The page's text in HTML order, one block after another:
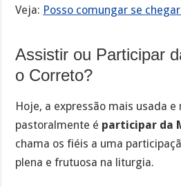
Veja: Posso comungar se
Assistir ou Participar
o Correto?
Hoje, a expressão mais usada
pastoralmente é participar da
chama os fiéis a uma
plena e frutuosa na liturgia.